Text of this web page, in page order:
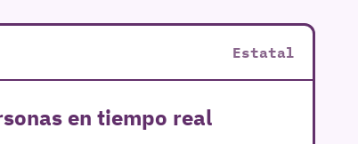
Estatal
en tiempo real